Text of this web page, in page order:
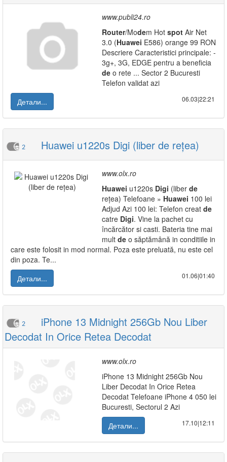
www.publi24.ro
Router/Modem Hot spot Air Net
3.0 (Huawei E586) orange 99 RON
Descriere Caracteristici principale: -
3g+, 3G, EDGE pentru a beneficia
de o rete ... Sector 2 Bucuresti
Telefon validat azi
Детали...
06.03|22:21
2 Huawei u1220s Digi (liber de rețea)
www.olx.ro
Huawei u1220s Digi (liber de
rețea) Telefoane » Huawei 100 lei
Adjud Azi 100 lei: Telefon creat de
catre Digi. Vine la pachet cu
încărcător si casti. Bateria tine mai
mult de o săptămână in conditiile in
care este folosit in mod normal. Poza este preluată, nu este cel
din poza. Te...
Детали...
01.06|01:40
2
iPhone 13 Midnight 256Gb Nou Liber
Decodat In Orice Retea Decodat
www.olx.ro
iPhone 13 Midnight 256Gb Nou
Liber Decodat In Orice Retea
Decodat Telefoane iPhone 4 050 lei
Bucuresti, Sectorul 2 Azi
Детали...
17.10|12:11